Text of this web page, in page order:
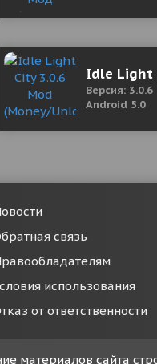
4.0 (Mod Money)
Idle Light
Версия: 3.0.6
Android 5.0
связь
использования
от ответственности
материалов сайта